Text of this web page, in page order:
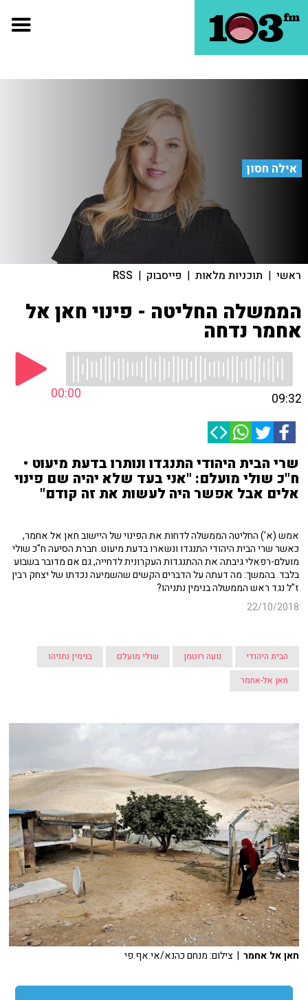
אילה חסון
ראשי | תוכניות מלאות | פייסבוק |
RSS
הממשלה החליטה - פינוי חאן אל
אחמר נדחה
00:00 09:32
שרי הבית היהודי התנגדו ונותרו בדעת מיעוט •
ח"כ שולי מועלם: "אני בעד שלא יהיה שם פינוי
אלים אבל אפשר היה לעשות את זה קודם"
אמש (א') החליטה הממשלה לדחות את הפינוי של היישוב חאן אל אחמר,
כאשר שרי הבית היהודי התנגדו ונשארו בדעת מיעוט. חברת הסיעה ח"כ שולי
מועלם-רפאלי גיבתה את ההתנגדות העקרונית לדחייה, גם אם מדובר בשבוע
בלבד. בהמשך: מה דעתה על הדברים הקשים שהשמיעה נכדתו של יצחק רבין
ז"ל נגד ראש הממשלה בנימין נתניהו?
22/10/2018
הבית היהודי נועה רוטמן שולי מועלם
בנימין נתניהו
חאן אל-אחמר
חאן אל אחמר | צילום: מנחם כהנא/אי.אף.פי